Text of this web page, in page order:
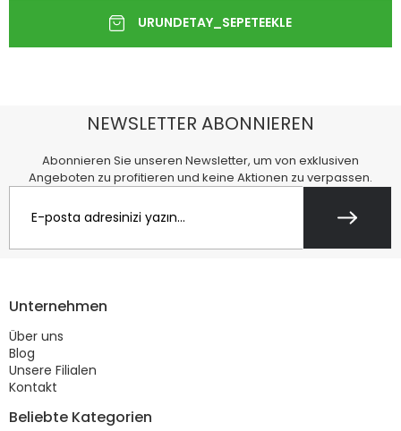
NEWSLETTER ABONNIEREN
Abonnieren Sie unseren Newsletter, um von exklusiven
Angeboten zu profitieren und keine Aktionen zu verpassen.
Unternehmen
Über uns
Blog
Unsere Filialen
Kontakt
Beliebte Kategorien